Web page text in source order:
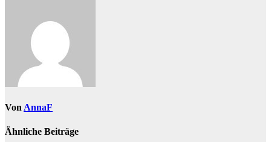
Von AnnaF
Ähnliche Beiträge